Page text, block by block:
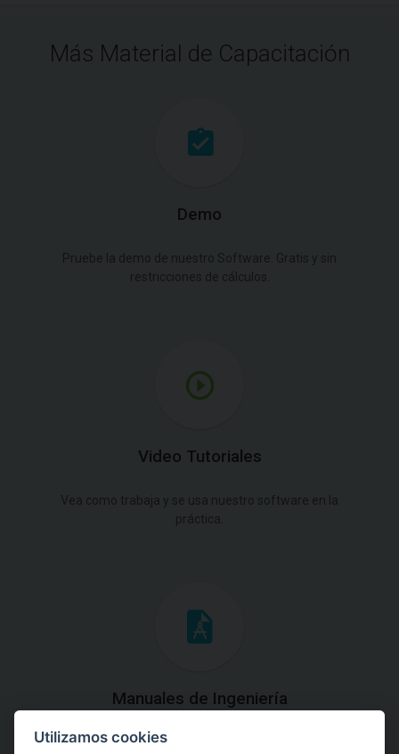
Más Material de Capacitación
Demo
Pruebe la demo de nuestro Software. Gratis y sin
restricciones de cálculos.
Video Tutoriales
Vea como trabaja y se usa nuestro software en la
práctica.
Manuales de Ingeniería
Descargue los Manuales de Ingeniería con las teorías y
Utilizamos cookies